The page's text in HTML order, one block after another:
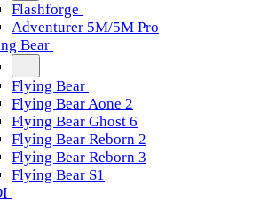
Flashforge
Adventurer 5M/5M Pro
Bear
Flying Bear
Flying Bear Aone 2
Flying Bear Ghost 6
Flying Bear Reborn 2
Flying Bear Reborn 3
Flying Bear S1